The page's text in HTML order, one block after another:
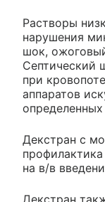
Растворы
нарушения
шок,
Септический
при
аппаратов
Декстран с
на в/в